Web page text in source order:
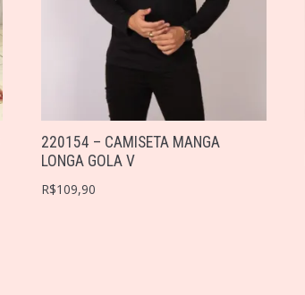
220154 – CAMISETA MANGA
LONGA GOLA V
R$109,90